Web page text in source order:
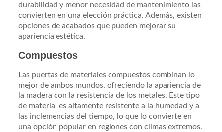
durabilidad y menor necesidad de mantenimiento las
convierten en una elección práctica. Además, existen
opciones de acabados que pueden mejorar su
apariencia estética.
Compuestos
Las puertas de materiales compuestos combinan lo
mejor de ambos mundos, ofreciendo la apariencia de
la madera con la resistencia de los metales. Este tipo
de material es altamente resistente a la humedad y a
las inclemencias del tiempo, lo que lo convierte en
una opción popular en regiones con climas extremos.